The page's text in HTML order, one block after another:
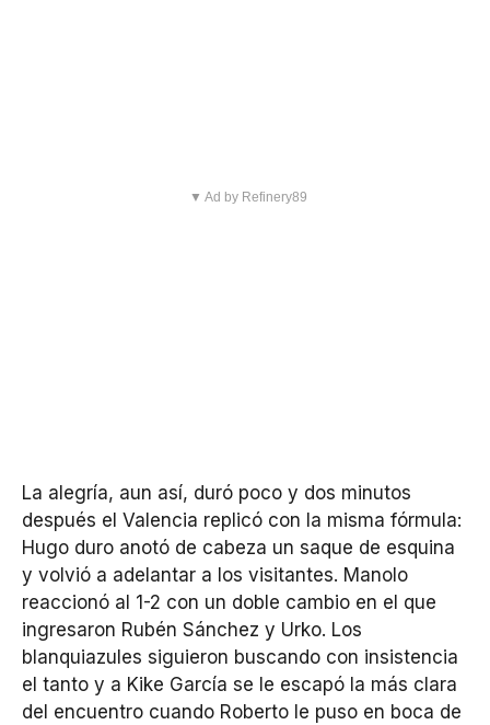
▼ Ad by Refinery89
La alegría, aun así, duró poco y dos minutos
después el Valencia replicó con la misma fórmula:
Hugo duro anotó de cabeza un saque de esquina
y volvió a adelantar a los visitantes. Manolo
reaccionó al 1-2 con un doble cambio en el que
ingresaron Rubén Sánchez y Urko. Los
blanquiazules siguieron buscando con insistencia
el tanto y a Kike García se le escapó la más clara
del encuentro cuando Roberto le puso en boca de